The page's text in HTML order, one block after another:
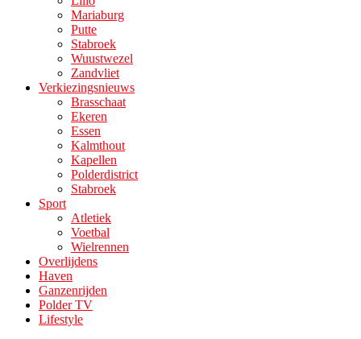
Mariaburg
Putte
Stabroek
Wuustwezel
Zandvliet
Verkiezingsnieuws
Brasschaat
Ekeren
Essen
Kalmthout
Kapellen
Polderdistrict
Stabroek
Sport
Atletiek
Voetbal
Wielrennen
Overlijdens
Haven
Ganzenrijden
Polder TV
Lifestyle